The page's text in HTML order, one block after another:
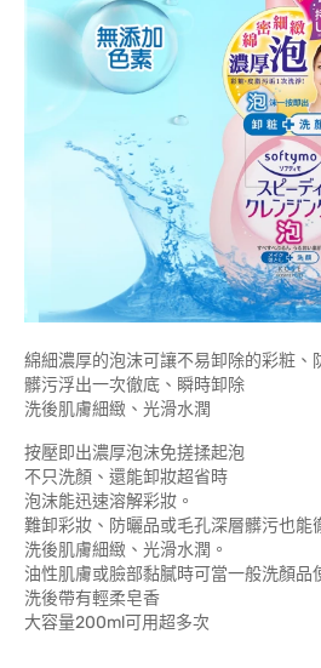
綿細濃厚的泡沫可讓不易卸除的彩粧、
髒污浮出一次徹底、瞬時卸除
洗後肌膚細緻、光滑水潤
按壓即出濃厚泡沫免搓揉起泡
不只洗顏、還能卸妝超省時
泡沫能迅速溶解彩妝。
難卸彩妝、防曬品或毛孔深層髒污也能
洗後肌膚細緻、光滑水潤。
油性肌膚或臉部黏膩時可當一般洗顏品
洗後帶有輕柔皂香
大容量200ml可用超多次